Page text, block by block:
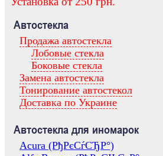
Автостекла
Продажа автостекла
Лобовые стекла
Боковые стекла
Замена автостекла
Тонирование автостекол
Доставка по Украине
Автостекла для иномарок
Acura (РђРєСѓСЂР°)